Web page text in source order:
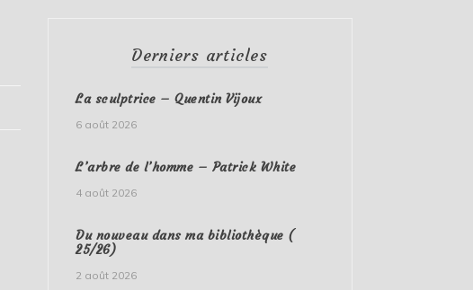
Derniers articles
La sculptrice – Quentin Vijoux
6 août 2026
L’arbre de l’homme – Patrick White
4 août 2026
Du nouveau dans ma bibliothèque (
25/26)
2 août 2026